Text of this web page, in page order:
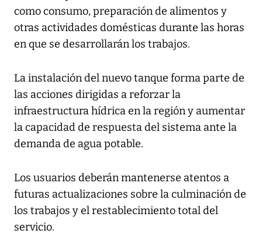
como consumo, preparación de alimentos y
otras actividades domésticas durante las horas
en que se desarrollarán los trabajos.
La instalación del nuevo tanque forma parte de
las acciones dirigidas a reforzar la
infraestructura hídrica en la región y aumentar
la capacidad de respuesta del sistema ante la
demanda de agua potable.
Los usuarios deberán mantenerse atentos a
futuras actualizaciones sobre la culminación de
los trabajos y el restablecimiento total del
servicio.